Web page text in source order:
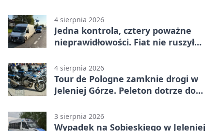
4 sierpnia 2026
Jedna kontrola, cztery poważne
nieprawidłowości. Fiat nie ruszył
4 sierpnia 2026
Tour de Pologne zamknie drogi w
Jeleniej Górze. Peleton dotrze do
3 sierpnia 2026
Wypadek na Sobieskiego w Jeleniej